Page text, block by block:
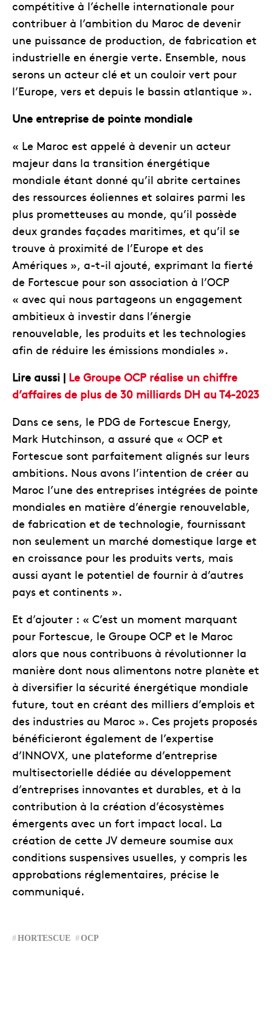
compétitive à l’échelle internationale pour
contribuer à l’ambition du Maroc de devenir
une puissance de production, de fabrication et
industrielle en énergie verte. Ensemble, nous
serons un acteur clé et un couloir vert pour
l’Europe, vers et depuis le bassin atlantique ».
Une entreprise de pointe mondiale
« Le Maroc est appelé à devenir un acteur
majeur dans la transition énergétique
mondiale étant donné qu’il abrite certaines
des ressources éoliennes et solaires parmi les
plus prometteuses au monde, qu’il possède
deux grandes façades maritimes, et qu’il se
trouve à proximité de l’Europe et des
Amériques », a-t-il ajouté, exprimant la fierté
de Fortescue pour son association à l’OCP
« avec qui nous partageons un engagement
ambitieux à investir dans l’énergie
renouvelable, les produits et les technologies
afin de réduire les émissions mondiales ».
Lire aussi | Le Groupe OCP réalise un chiffre
d’affaires de plus de 30 milliards DH au T4-2023
Dans ce sens, le PDG de Fortescue Energy,
Mark Hutchinson, a assuré que « OCP et
Fortescue sont parfaitement alignés sur leurs
ambitions. Nous avons l’intention de créer au
Maroc l’une des entreprises intégrées de pointe
mondiales en matière d’énergie renouvelable,
de fabrication et de technologie, fournissant
non seulement un marché domestique large et
en croissance pour les produits verts, mais
aussi ayant le potentiel de fournir à d’autres
pays et continents ».
Et d’ajouter : « C’est un moment marquant
pour Fortescue, le Groupe OCP et le Maroc
alors que nous contribuons à révolutionner la
manière dont nous alimentons notre planète et
à diversifier la sécurité énergétique mondiale
future, tout en créant des milliers d’emplois et
des industries au Maroc ». Ces projets proposés
bénéficieront également de l’expertise
d’INNOVX, une plateforme d’entreprise
multisectorielle dédiée au développement
d’entreprises innovantes et durables, et à la
contribution à la création d’écosystèmes
émergents avec un fort impact local. La
création de cette JV demeure soumise aux
conditions suspensives usuelles, y compris les
approbations réglementaires, précise le
communiqué.
HORTESCUE OCP